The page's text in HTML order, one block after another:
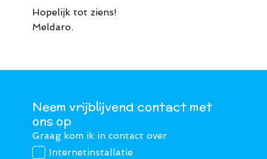
Hopelijk tot ziens!
Meldaro.
Neem vrijblijvend contact met
ons op
Graag kom ik in contact over
Internetinstallatie